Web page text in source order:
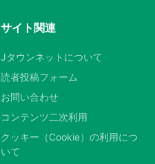
サイト関連
Jタウンネットについて
読者投稿フォーム
お問い合わせ
コンテンツ二次利用
クッキー（Cookie）の利用につ
いて